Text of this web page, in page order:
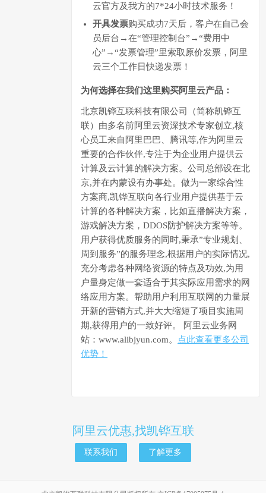
云官方及我方的7*24小时技术服务！
开具发票购买成功7天后，客户在自己会
员后台→在“管理控制台”→“费用中
心”→“发票管理”里索取原价发票，阿里
云三个工作日快递发票！
为何选择在我们这里购买阿里云产品：
北京凯铧互联科技有限公司（简称凯铧互
联）由多名前阿里云资深技术专家创立,核
心员工来自阿里巴巴、腾讯等,作为阿里云
重要的合作伙伴,专注于为企业用户提供云
计算及云计算的解决方案。公司总部设在北
京,并在内蒙设有办事处。做为一家综合性
方案商,凯铧互联向各行业用户提供基于云
计算的各种解决方案，比如直播解决方案，
游戏解决方案，DDOS防护解决方案等等。
用户获得优质服务的同时,秉承”专业规划、
周到服务”的服务理念,根据用户的实际情况,
充分考虑各种网络资源的特点及功效,为用
户量身定做一套适合于其实际应用需求的网
络应用方案。帮助用户利用互联网的力量展
开新的营销方式,并大大缩短了项目实施周
期,获得用户的一致好评。 阿里云业务网
站：www.alibjyun.com。
点此查看更多公司
优势！
阿里云优惠,找凯铧互联
联系我们 了解更多